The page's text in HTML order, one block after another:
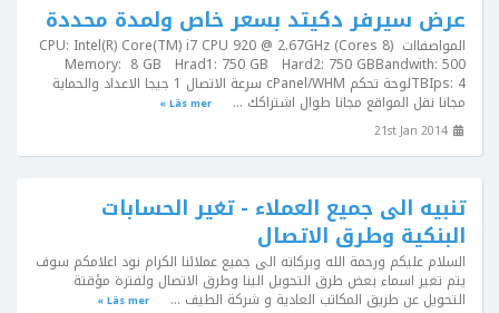
عرض سيرفر دكيتد بسعر خاص ولمدة محددة
المواصفااتCPU: Intel(R) Core(TM) i7 CPU 920 @ 2.67GHz (Cores 8)
Memory: 8 GB Hrad1: 750 GB Hard2: 750 GBBandwith: 500
TBIps: 4لوحة تحكم cPanel/WHM سرعة الاتصال 1 جيجا الاعداد والحماية
مجانا نقل المواقع مجانا طوال اشتراكك ... Läs mer »
تنبيه الى جميع العملاء - تغير الحسابات
البنكية وطرق الاتصال
السلام عليكم ورحمة الله وبركاته الى جميع عملائنا الكرام نود اعلامكم سوف
يتم تغير اسماء بعض طرق التحويل الينا وطرق الاتصال ولفترة مؤقتة
التحويل عن طريق المكاتب العادية و شركة الطيف ... Läs mer »